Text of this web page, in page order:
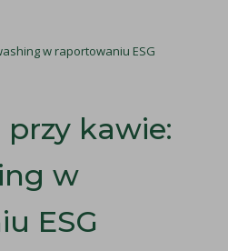
w raportowaniu ESG
kawie:
w
ESG